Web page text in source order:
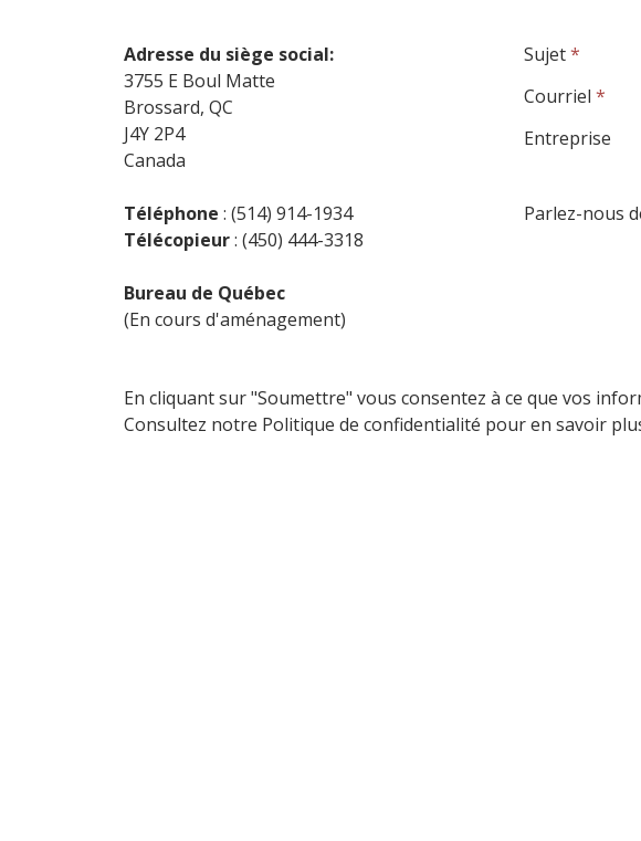
Adresse du siège social:
3755 E Boul Matte
Brossard, QC
J4Y 2P4
Canada
Téléphone : (514) 914-1934
Télécopieur: (450) 444-3318
Bureau de Québec
(En cours d'aménagement)
Sujet*
Courriel *
Entreprise
Parlez-nous
En cliquant sur "Soumettre" vous consentez à ce que vos
Consultez notre Politique de confidentialité pour en savoir